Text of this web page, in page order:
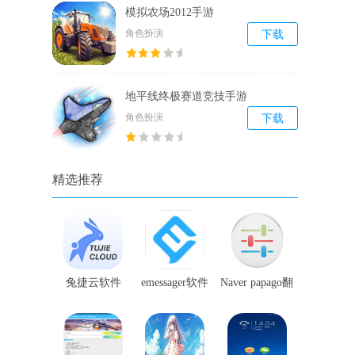
模拟农场2012手游
角色扮演 下载
地平线终极赛道竞技手游
角色扮演 下载
精选推荐
兔捷云软件 emessager软件
Naver papago翻